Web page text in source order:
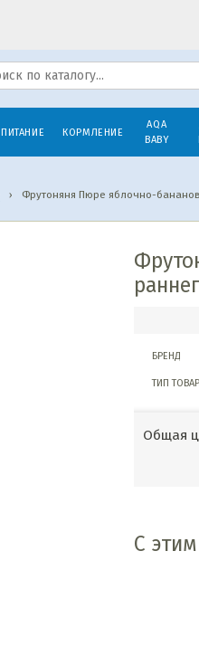
ПИТАНИЕ КОРМЛЕНИЕ
AQA
BABY
› Фрутоняня Пюре яблочно-
БРЕНД
ТИП
Общая
С